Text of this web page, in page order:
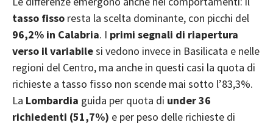
tasso fisso resta la scelta dominante, con picchi del
96,2% in Calabria. I primi segnali di riapertura
verso il variabilesi vedono invece in Basilicata e nelle
regioni del Centro, ma anche in questi casi la quota di
richieste a tasso fisso non scende mai sotto l’83,3%.
La Lombardia guida per quota di under 36
richiedenti (51,7%) e per peso delle richieste di